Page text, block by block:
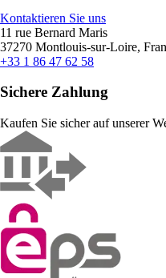
Kontaktieren Sie uns
11 rue Bernard Maris
37270 Montlouis-sur-Loire,
+33 1 86 47 62 58
Sichere Zahlung
Kaufen Sie sicher auf unserer